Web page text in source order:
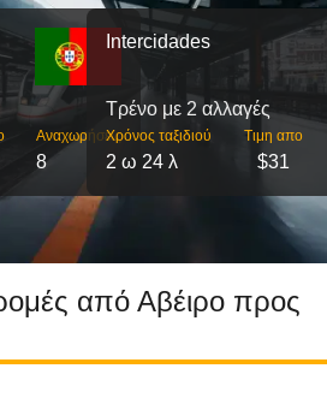
Αναχωρήσεις
8
Intercidades
Τρένο με 2 αλλαγές
Χρόνος ταξιδιού
2 ω 24 λ
Τιμη απο
$31
από Αβέιρο προς